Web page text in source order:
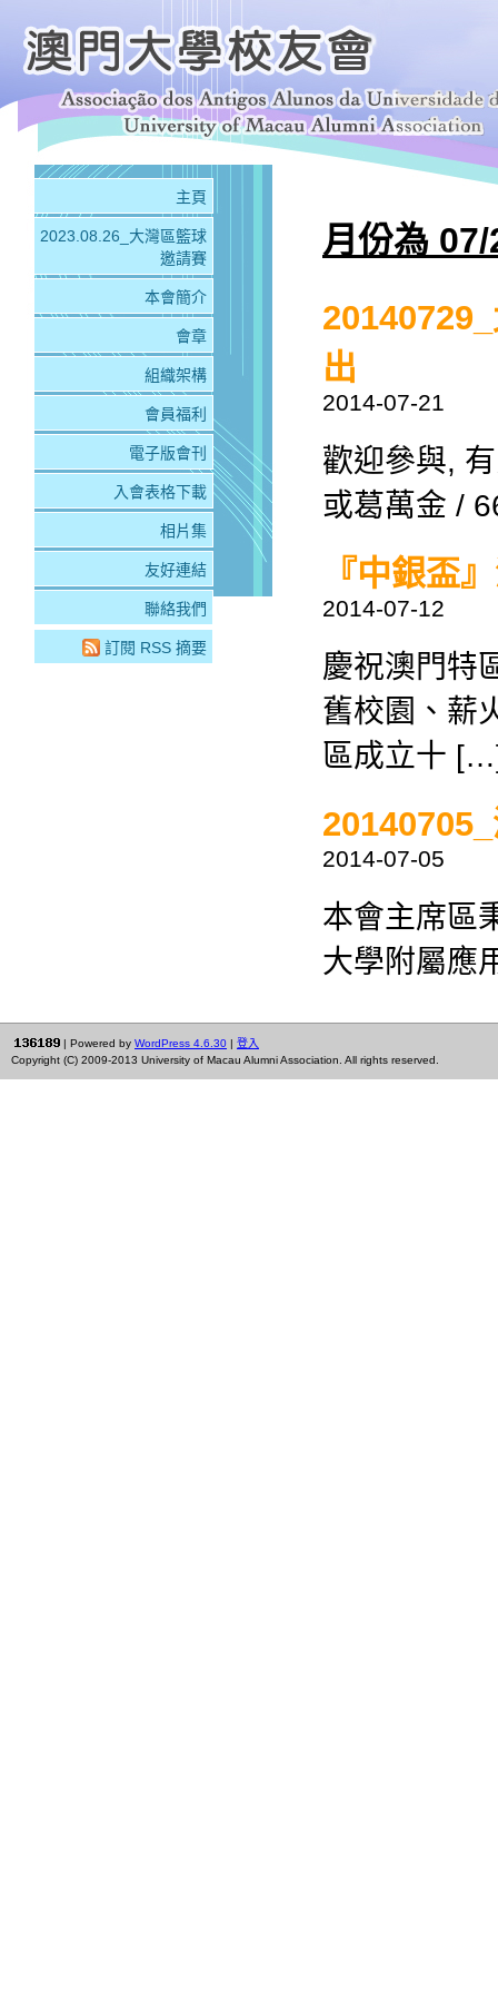
月份為
出
2014-07-21
歡迎參與,
或葛萬金 /
『中銀盃
2014-07-12
慶祝澳門特
舊校園、薪
區成立十
2014-07-05
本會主席區
大學附屬應
主頁
2023.08.26_大灣區籃球
邀請賽
本會簡介
會章
組織架構
會員福利
電子版會刊
入會表格下載
相片集
友好連結
聯絡我們
訂閱 RSS 摘要
| Powered by WordPress 4.6.30
登入
Copyright (C) 2009-2013 University of Macau Alumni Association. All rights reserved.